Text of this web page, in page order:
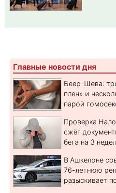
Главные новости дня
Беер-Шева:
плен» и
парой
Проверка
сжёг
бега на 3
В Ашкелоне
76-летнюю
разыскивает